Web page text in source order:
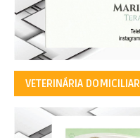
VETERINÁRIA DOMICILIAR